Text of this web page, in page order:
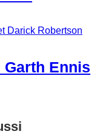
Garth Ennis